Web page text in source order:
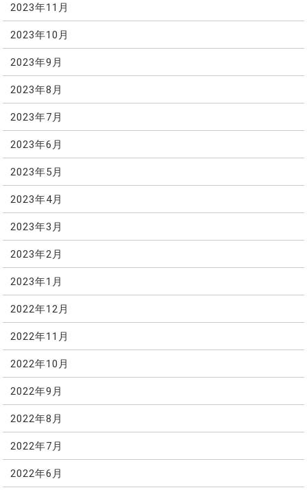
2023年11月
2023年10月
2023年9月
2023年8月
2023年7月
2023年6月
2023年5月
2023年4月
2023年3月
2023年2月
2023年1月
2022年12月
2022年11月
2022年10月
2022年9月
2022年8月
2022年7月
2022年6月